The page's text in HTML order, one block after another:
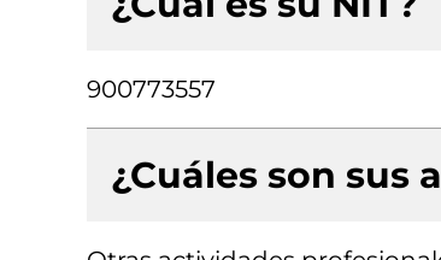
900773557
¿Cuáles son sus